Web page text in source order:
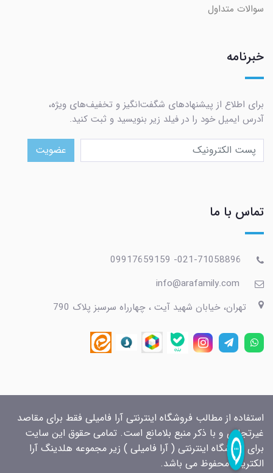
سوالات متداول
خبرنامه
برای اطلاع از پیشنهادهای شگفت‌انگیز و تخفیف‌های ویژه،
آدرس ایمیل خود را در فیلد زیر بنویسید و ثبت کنید.
عضویت
تماس با ما
تهران، خیابان شهید آیت ، چهارراه سرسبز پلاک 790
استفاده از مطالب فروشگاه اینترنتی آرا فامیلی فقط برای مقاصد
غیرتجاری و با ذکر منبع بلامانع است. تمامی حقوق این سایت
برای فروشگاه اینترنتی ( آرا فامیلی ) زیر مجموعه هلدینگ آرا
الکتریک محفوظ می باشد.